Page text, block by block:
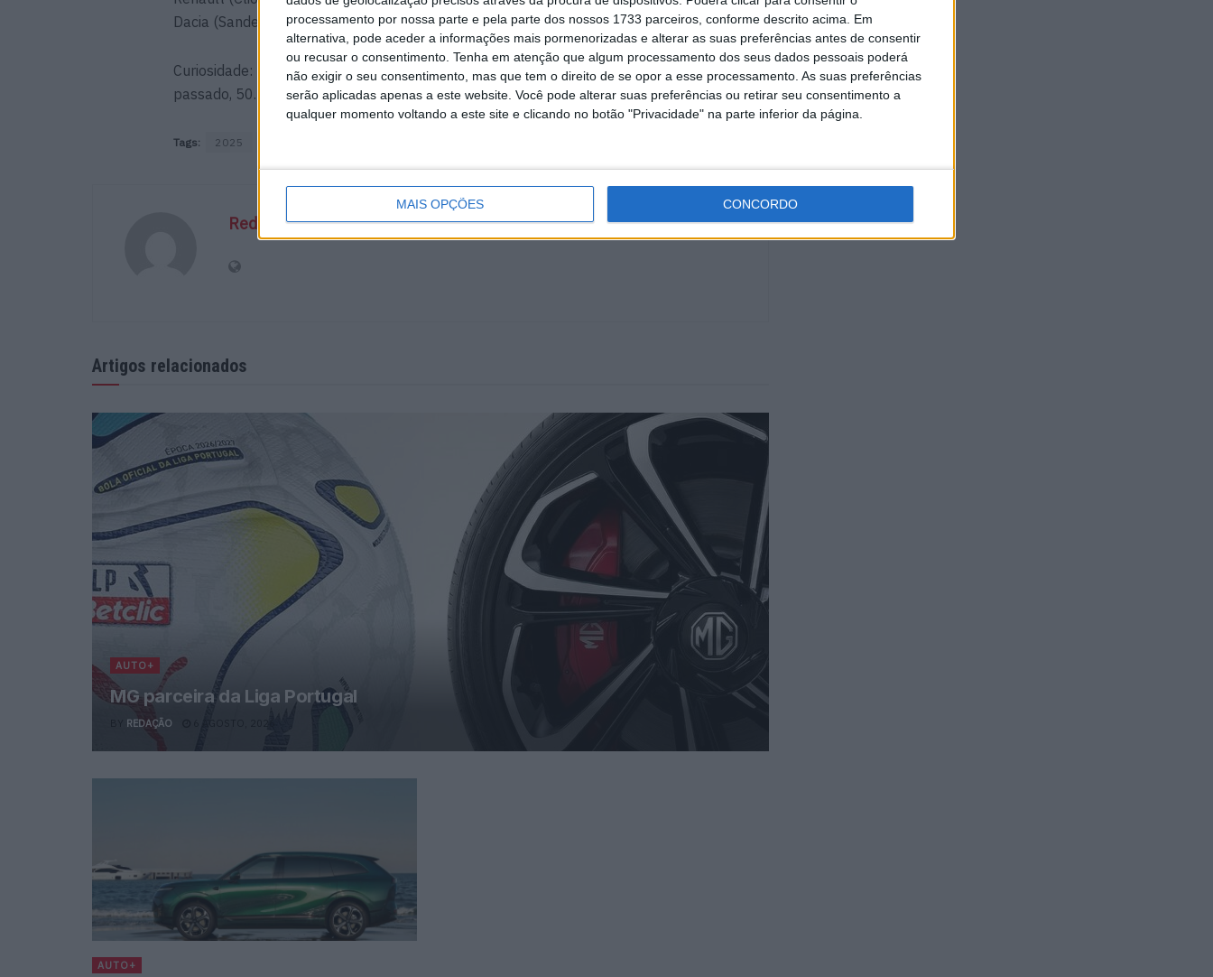
processamento por nossa parte e pela parte dos nossos 1733 parceiros, conforme descrito acima. Em
alternativa, pode aceder a informações mais pormenorizadas e alterar as suas preferências antes de consentir
ou recusar o consentimento. Tenha em atenção que algum processamento dos seus dados pessoais poderá
não exigir o seu consentimento, mas que tem o direito de se opor a esse processamento. As suas preferências
serão aplicadas apenas a este website. Você pode alterar suas preferências ou retirar seu consentimento a
qualquer momento voltando a este site e clicando no botão "Privacidade" na parte inferior da página.
MAIS OPÇÕES CONCORDO
Dacia (Sandero terceiro e Duster quarto).
Curiosidade: na tabela dos 50 carros novos com mais registos em Portugal, no ano
passado, 50.ª posição para o Opel Mokka, com 1367 unidades (0,61% de quota).
Tags: 2025
Redação
Artigos relacionados
AUTO+
MG parceira da Liga Portugal
REDAÇÃO
AUTO+